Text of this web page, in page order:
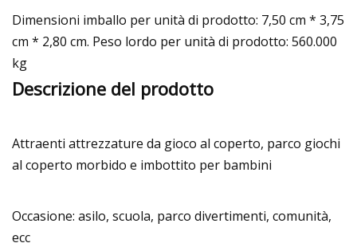
Dimensioni imballo per unità di prodotto: 7,50 cm * 3,75
cm * 2,80 cm. Peso lordo per unità di prodotto: 560.000
kg
Descrizione del prodotto
Attraenti attrezzature da gioco al coperto, parco giochi
al coperto morbido e imbottito per bambini
Occasione: asilo, scuola, parco divertimenti, comunità,
ecc